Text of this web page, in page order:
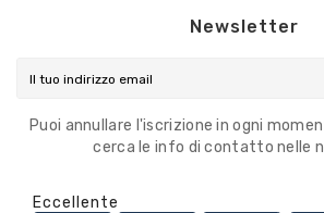
Newsletter
Puoi annullare l'iscrizione in ogni
cerca le info di contatto nelle
Eccellente